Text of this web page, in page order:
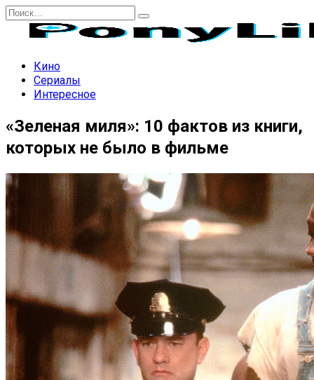
Перейти
содержанию
Search
Кино
Сериалы
Интересное
«Зеленая миля»: 10 фактов из книги,
которых не было в фильме